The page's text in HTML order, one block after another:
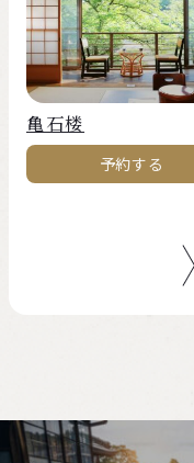
亀石楼
予約する